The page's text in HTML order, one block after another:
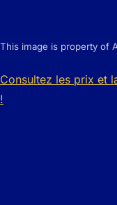
This image is property of
Consultez les prix et
!